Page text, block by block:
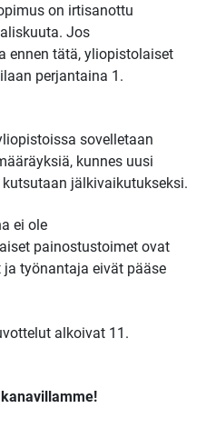
on irtisanottu
Jos
ennen tätä, yliopistolaiset
perjantaina 1.
sovelletaan
kunnes uusi
jälkivaikutukseksi.
ei ole
painostustoimet ovat
työnantaja eivät pääse
alkoivat 11.